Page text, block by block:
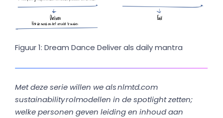
Figuur 1: Dream Dance Deliver als daily mantra
Met deze serie willen we als nlmtd.com
sustainability rolmodellen in de spotlight zetten;
welke personen geven leiding en inhoud aan